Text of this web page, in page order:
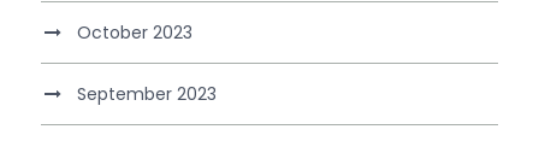
October 2023
September 2023